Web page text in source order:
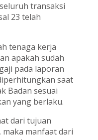
transaksi
23 telah
tenaga kerja
apakah sudah
pada laporan
saat
Badan sesuai
yang berlaku.
dari tujuan
manfaat dari